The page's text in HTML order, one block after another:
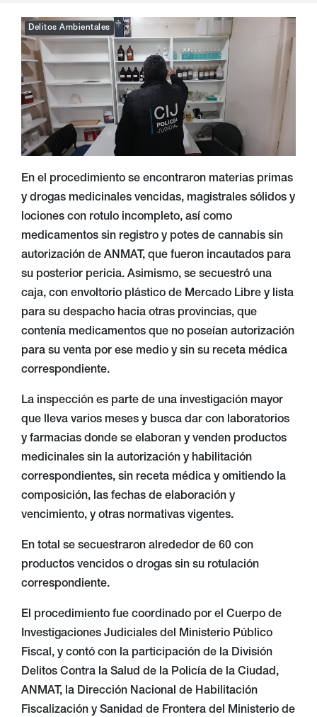
Delitos Ambientales
En el procedimiento se encontraron materias primas
y drogas medicinales vencidas, magistrales sólidos y
lociones con rotulo incompleto, así como
medicamentos sin registro y potes de cannabis sin
autorización de ANMAT, que fueron incautados para
su posterior pericia. Asimismo, se secuestró una
caja, con envoltorio plástico de Mercado Libre y lista
para su despacho hacia otras provincias, que
contenía medicamentos que no poseían autorización
para su venta por ese medio y sin su receta médica
correspondiente.
La inspección es parte de una investigación mayor
que lleva varios meses y busca dar con laboratorios
y farmacias donde se elaboran y venden productos
medicinales sin la autorización y habilitación
correspondientes, sin receta médica y omitiendo la
composición, las fechas de elaboración y
vencimiento, y otras normativas vigentes.
En total se secuestraron alrededor de 60 con
productos vencidos o drogas sin su rotulación
correspondiente.
El procedimiento fue coordinado por el Cuerpo de
Investigaciones Judiciales del Ministerio Público
Fiscal, y contó con la participación de la División
Delitos Contra la Salud de la Policía de la Ciudad,
ANMAT, la Dirección Nacional de Habilitación
Fiscalización y Sanidad de Frontera del Ministerio de